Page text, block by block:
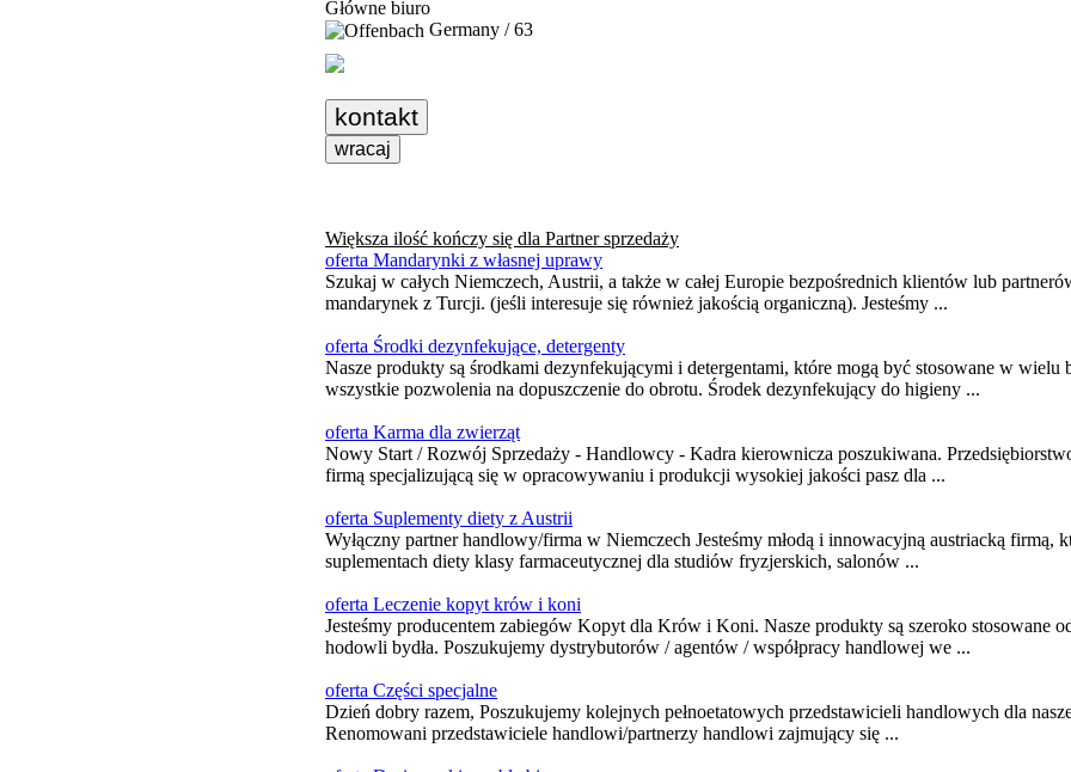
Główne biuro
Germany / 63
kontakt
wracaj
Większa ilość kończy się dla Partner sprzedaży
oferta Mandarynki z własnej uprawy
Szukaj w całych Niemczech, Austrii, a także w całej Europie bezpośrednich klientów lub
mandarynek z Turcji. (jeśli interesuje się również jakością organiczną). Jesteśmy ...
oferta Środki dezynfekujące, detergenty
Nasze produkty są środkami dezynfekującymi i detergentami, które mogą być stosowane w wielu
wszystkie pozwolenia na dopuszczenie do obrotu. Środek dezynfekujący do higieny ...
oferta Karma dla zwierząt
Nowy Start / Rozwój Sprzedaży - Handlowcy - Kadra kierownicza poszukiwana.
firmą specjalizującą się w opracowywaniu i produkcji wysokiej jakości pasz dla ...
oferta Suplementy diety z Austrii
Wyłączny partner handlowy/firma w Niemczech Jesteśmy młodą i innowacyjną austriacką firmą,
suplementach diety klasy farmaceutycznej dla studiów fryzjerskich, salonów ...
oferta Leczenie kopyt krów i koni
Jesteśmy producentem zabiegów Kopyt dla Krów i Koni. Nasze produkty są szeroko stosowane
hodowli bydła. Poszukujemy dystrybutorów / agentów / współpracy handlowej we ...
oferta Części specjalne
Dzień dobry razem, Poszukujemy kolejnych pełnoetatowych przedstawicieli handlowych dla
Renomowani przedstawiciele handlowi/partnerzy handlowi zajmujący się ...